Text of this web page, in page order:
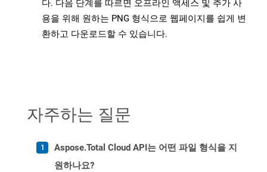
다. 다음 단계를 따르면 오프라인 액세스 및 추가 사
용을 위해 원하는 PNG 형식으로 웹페이지를 쉽게 변
환하고 다운로드할 수 있습니다.
자주하는 질문
Aspose.Total Cloud API는 어떤 파일 형식을 지
원하나요?